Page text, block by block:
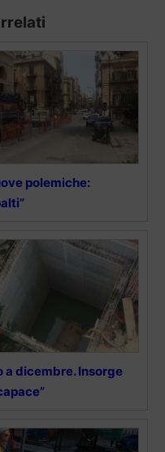
polemiche:
a dicembre. Insorge